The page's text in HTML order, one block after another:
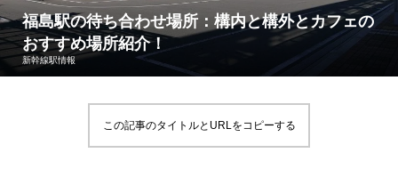
福島駅の待ち合わせ場所：構内と構外とカフェの
おすすめ場所紹介！
新幹線駅情報
この記事のタイトルとURLをコピーする